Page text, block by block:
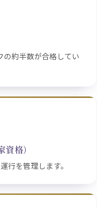
の約半数が合格してい
格）
行を管理します。